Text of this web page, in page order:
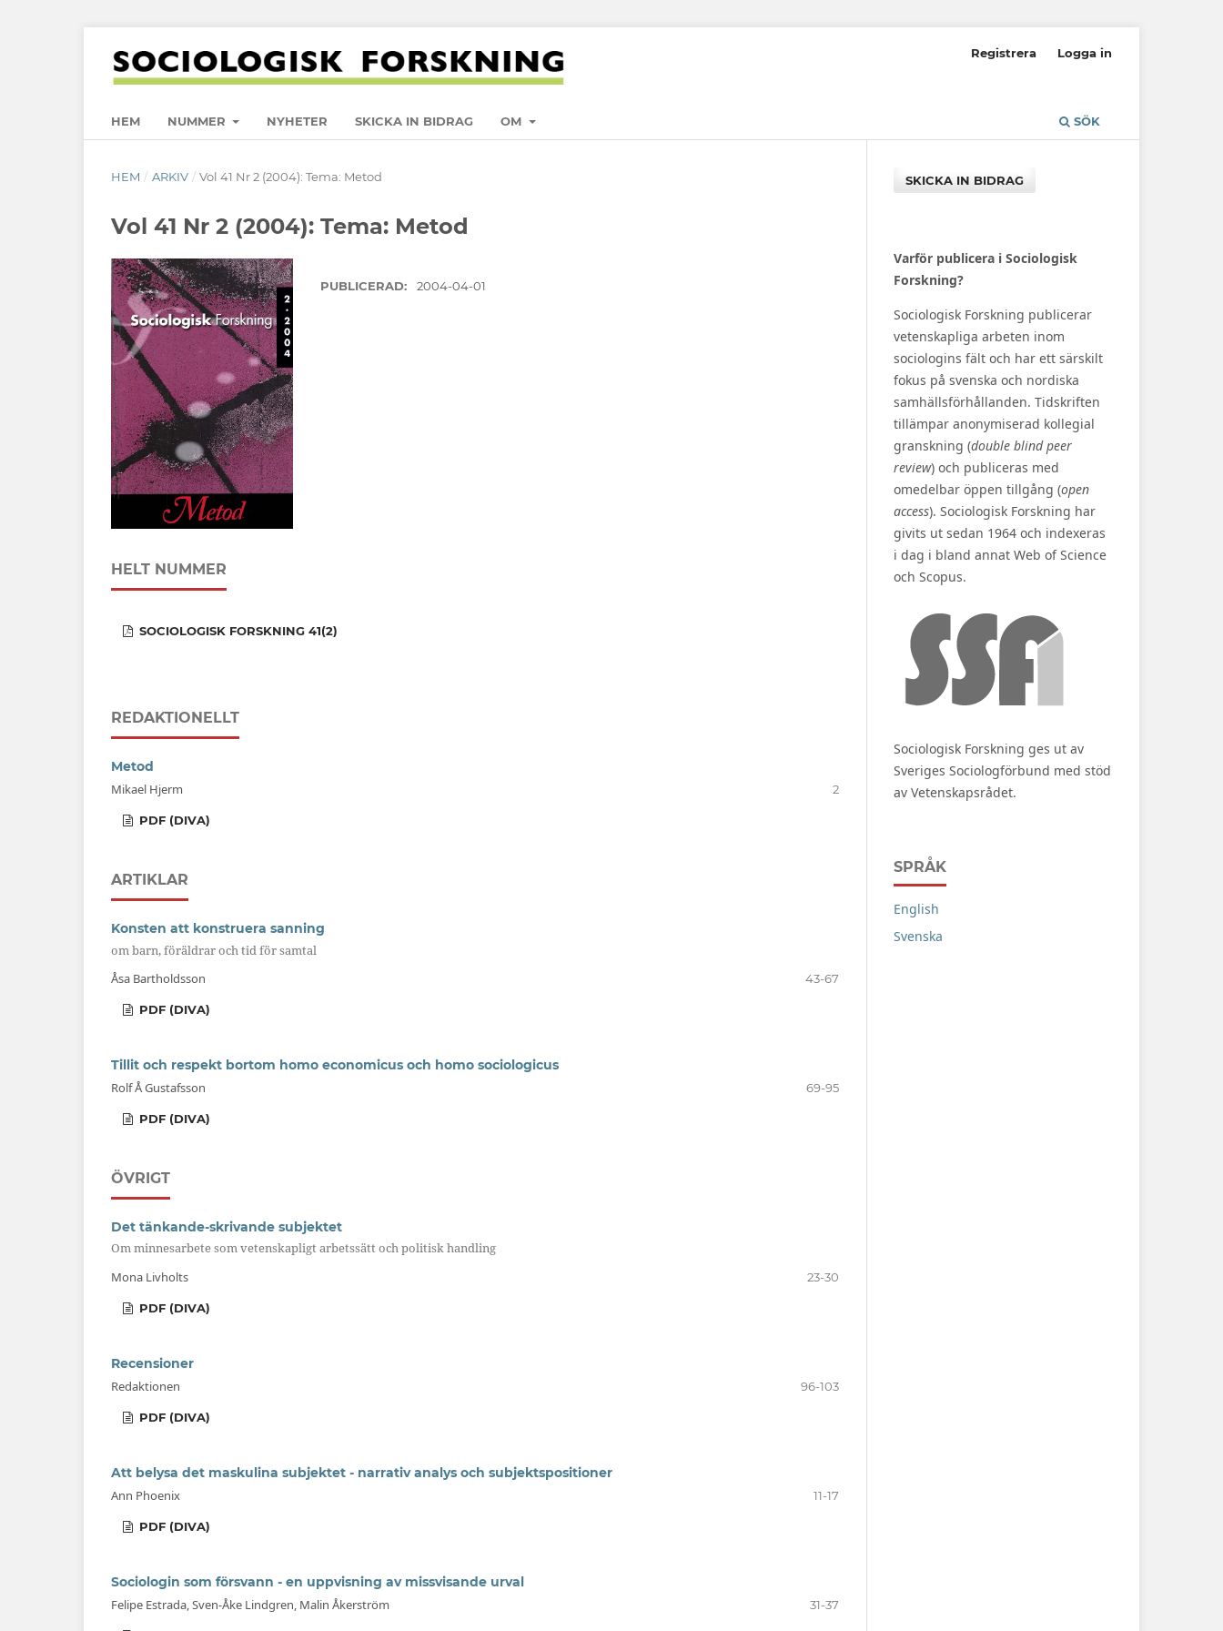
HEM NUMMER NYHETER SKICKA IN BIDRAG OM SÖK
Registrera Logga in
HEM / ARKIV / Vol 41 Nr 2 (2004): Tema: Metod
Vol 41 Nr 2 (2004): Tema: Metod
PUBLICERAD: 2004-04-01
HELT NUMMER
SOCIOLOGISK FORSKNING 41(2)
REDAKTIONELLT
Metod
Mikael Hjerm
2
PDF (DIVA)
ARTIKLAR
Konsten att konstruera sanning
om barn, föräldrar och tid för samtal
Åsa Bartholdsson
43-67
PDF (DIVA)
Tillit och respekt bortom homo economicus och homo sociologicus
Rolf Å Gustafsson
69-95
PDF (DIVA)
ÖVRIGT
Det tänkande-skrivande subjektet
Om minnesarbete som vetenskapligt arbetssätt och politisk handling
Mona Livholts
23-30
PDF (DIVA)
Recensioner
Redaktionen
96-103
PDF (DIVA)
Att belysa det maskulina subjektet - narrativ analys och subjektspositioner
Ann Phoenix
11-17
PDF (DIVA)
Sociologin som försvann - en uppvisning av missvisande urval
Felipe Estrada, Sven-Åke Lindgren, Malin Åkerström
31-37
SKICKA IN BIDRAG
Varför publicera i Sociologisk
Forskning?
Sociologisk Forskning publicerar
vetenskapliga arbeten inom
sociologins fält och har ett särskilt
fokus på svenska och nordiska
samhällsförhållanden. Tidskriften
tillämpar anonymiserad kollegial
granskning (double blind peer
review) och publiceras med
omedelbar öppen tillgång (open
access). Sociologisk Forskning har
givits ut sedan 1964 och indexeras
i dag i bland annat Web of Science
och Scopus.
Sociologisk Forskning ges ut av
Sveriges Sociologförbund med stöd
av Vetenskapsrådet.
SPRÅK
English
Svenska